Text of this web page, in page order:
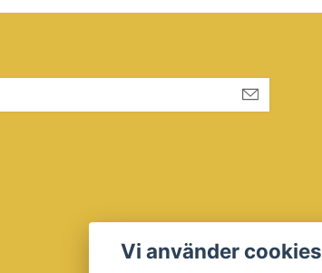
Vi använder cookies